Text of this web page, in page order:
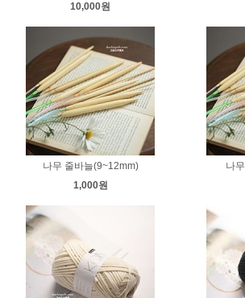
10,000원
나무 줄바늘(9~12mm)
1,000원
나